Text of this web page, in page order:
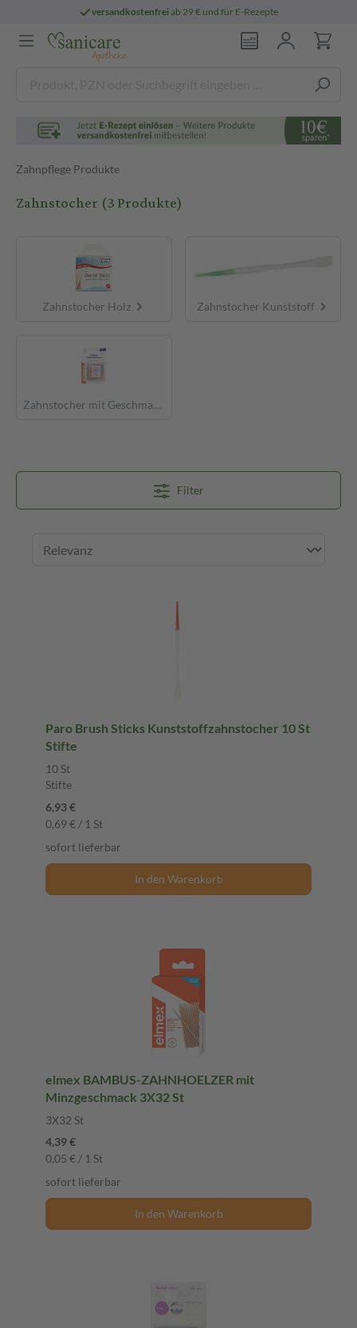
versandkostenfreiab 29 € und für E-Rezepte
Zahnpflege Produkte
Zahnstocher (3 Produkte)
Zahnstocher Holz Zahnstocher Kunststoff
Zahnstocher mit Geschmack
Filter
Paro Brush Sticks Kunststoffzahnstocher 10 St
Stifte
10 St
Stifte
6,93 €
0,69 € / 1 St
sofort lieferbar
In den Warenkorb
elmex BAMBUS-ZAHNHOELZER mit
Minzgeschmack 3X32 St
3X32 St
4,39 €
0,05 € / 1 St
sofort lieferbar
In den Warenkorb